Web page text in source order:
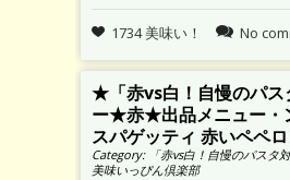
1734 美味い！ No
★「赤vs白！自慢のパス
ー★赤★出品メニュー・
スパゲッティ 赤いペペ
Category: 「赤vs白！自慢のパスタ
美味いっぴん倶楽部